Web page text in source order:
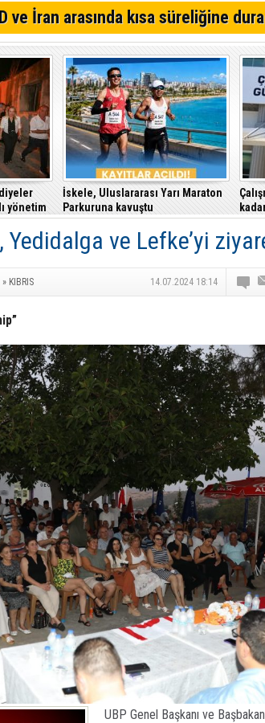
64. Geleneksel
Özersay, DAÜ-SEN
ve İran arasında kısa süreliğine
yönetim
İskele, Uluslararası Yarı Maraton
Parkuruna kavuştu
Yedidalga ve Lefke’yi
» KIBRIS 14.07.2024 18:14
UBP Genel Başkanı ve